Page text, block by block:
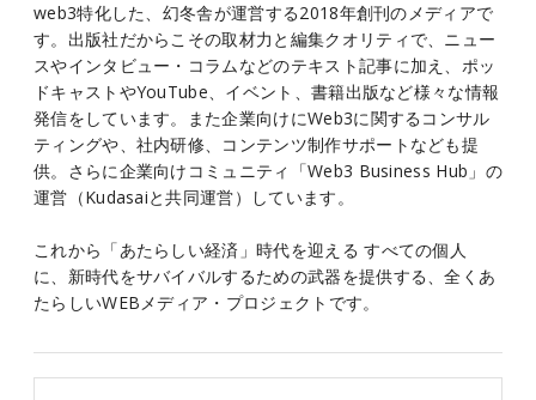
web3特化した、幻冬舎が運営する2018年創刊のメディアで
す。出版社だからこその取材力と編集クオリティで、ニュー
スやインタビュー・コラムなどのテキスト記事に加え、ポッ
ドキャストやYouTube、イベント、書籍出版など様々な情報
発信をしています。また企業向けにWeb3に関するコンサル
ティングや、社内研修、コンテンツ制作サポートなども提
供。さらに企業向けコミュニティ「Web3 Business Hub」の
運営（Kudasaiと共同運営）しています。
これから「あたらしい経済」時代を迎える すべての個人
に、新時代をサバイバルするための武器を提供する、全くあ
たらしいWEBメディア・プロジェクトです。